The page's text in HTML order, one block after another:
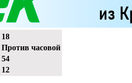
18
Против часовой
54
12